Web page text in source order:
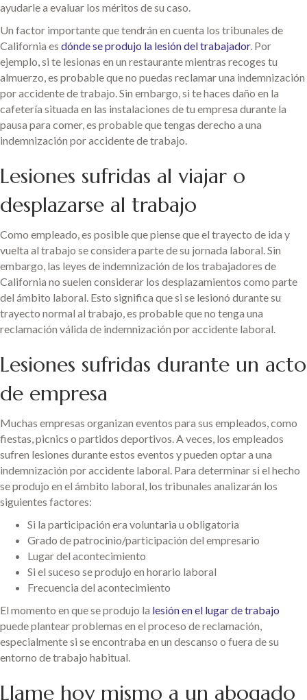
ayudarle a evaluar los méritos de su caso.
Un factor importante que tendrán en cuenta los tribunales de
California es dónde se produjo la lesión del trabajador. Por
ejemplo, si te lesionas en un restaurante mientras recoges tu
almuerzo, es probable que no puedas reclamar una indemnización
por accidente de trabajo. Sin embargo, si te haces daño en la
cafetería situada en las instalaciones de tu empresa durante la
pausa para comer, es probable que tengas derecho a una
indemnización por accidente de trabajo.
Lesiones sufridas al viajar o
desplazarse al trabajo
Como empleado, es posible que piense que el trayecto de ida y
vuelta al trabajo se considera parte de su jornada laboral. Sin
embargo, las leyes de indemnización de los trabajadores de
California no suelen considerar los desplazamientos como parte
del ámbito laboral. Esto significa que si se lesionó durante su
trayecto normal al trabajo, es probable que no tenga una
reclamación válida de indemnización por accidente laboral.
Lesiones sufridas durante un acto
de empresa
Muchas empresas organizan eventos para sus empleados, como
fiestas, picnics o partidos deportivos. A veces, los empleados
sufren lesiones durante estos eventos y pueden optar a una
indemnización por accidente laboral. Para determinar si el hecho
se produjo en el ámbito laboral, los tribunales analizarán los
siguientes factores:
Si la participación era voluntaria u obligatoria
Grado de patrocinio/participación del empresario
Lugar del acontecimiento
Si el suceso se produjo en horario laboral
Frecuencia del acontecimiento
El momento en que se produjo la lesión en el lugar de trabajo
puede plantear problemas en el proceso de reclamación,
especialmente si se encontraba en un descanso o fuera de su
entorno de trabajo habitual.
Llame hoy mismo a un abogado